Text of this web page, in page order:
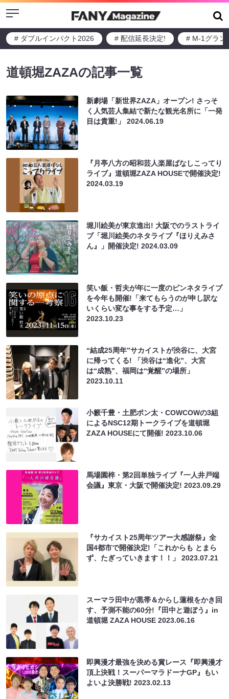
Menu
# ダブルインパクト2026 # 配信延長決定! # M-1グラン
道頓堀ZAZAの記事一覧
新劇場「新世界ZAZA」オープン! さっそ
く人気芸人集結で新たな観光名所に「一発
目は貴重!」2024.06.19
『月亭八方の昭和芸人楽屋ばなしこってり
ライブ』道頓堀ZAZA HOUSEで開催決定!
2024.03.19
堀川絵美が東京進出! 大阪でのラストライ
ブ「堀川絵美のネタライブ『ほりえみさ
ん』」開催決定!2024.03.09
笑い飯・哲夫が年に一度のピンネタライブ
を今年も開催!「来てもらうのが申し訳な
いくらい変な事をする予定…」
2023.10.23
“結成25周年”サカイストが渋谷に、大宮
に帰ってくる! 「渋谷は“進化”、大宮
は“成熟”、福岡は“覚醒”の場所」
2023.10.11
小籔千豊・土肥ポン太・COWCOWの3組
によるNSC12期トークライブを道頓堀
ZAZA HOUSEにて開催!2023.10.06
馬場園梓・第2回単独ライブ『一人井戸端
会議』東京・大阪で開催決定!2023.09.29
『サカイスト25周年ツアー大感謝祭』全
国4都市で開催決定!「これからも とまら
ず、たぎっていきます！！」2023.07.21
スーマラ田中が黒帯＆からし蓮根をかき回
す、予測不能の60分!『田中と遊ぼう』in
道頓堀 ZAZA HOUSE2023.06.16
即興漫才最強を決める賞レース『即興漫才
頂上決戦！スーパーマラドーナGP』もい
よいよ決勝戦!2023.02.13